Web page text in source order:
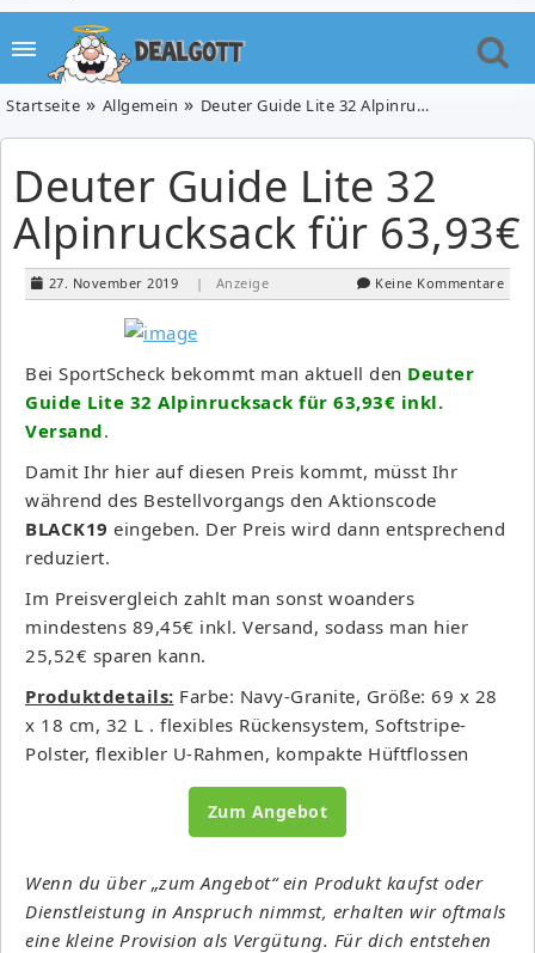
Startseite Allgemein Deuter Guide Lite 32 Alpinrucksack für 63,93€
Deuter Guide Lite 32
Alpinrucksack für 63,93€
27. November 2019 | Anzeige Keine Kommentare
Bei SportScheck bekommt man aktuell den Deuter
Guide Lite 32 Alpinrucksack für 63,93€ inkl.
Versand.
Damit Ihr hier auf diesen Preis kommt, müsst Ihr
während des Bestellvorgangs den Aktionscode
BLACK19 eingeben. Der Preis wird dann entsprechend
reduziert.
Im Preisvergleich zahlt man sonst woanders
mindestens 89,45€ inkl. Versand, sodass man hier
25,52€ sparen kann.
Produktdetails: Farbe: Navy-Granite, Größe: 69 x 28
x 18 cm, 32 L . flexibles Rückensystem, Softstripe-
Polster, flexibler U-Rahmen, kompakte Hüftflossen
Zum Angebot
Wenn du über „zum Angebot“ ein Produkt kaufst oder
Dienstleistung in Anspruch nimmst, erhalten wir oftmals
eine kleine Provision als Vergütung. Für dich entstehen